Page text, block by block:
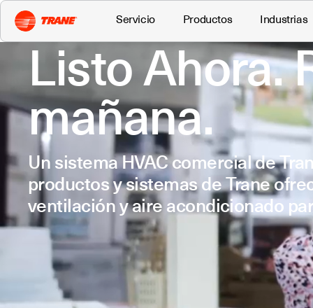
Servicio Productos Industrias
Listo Ahora.
mañana.
Un sistema HVAC comercial de
productos y sistemas de Trane
ventilación y aire acondicionado